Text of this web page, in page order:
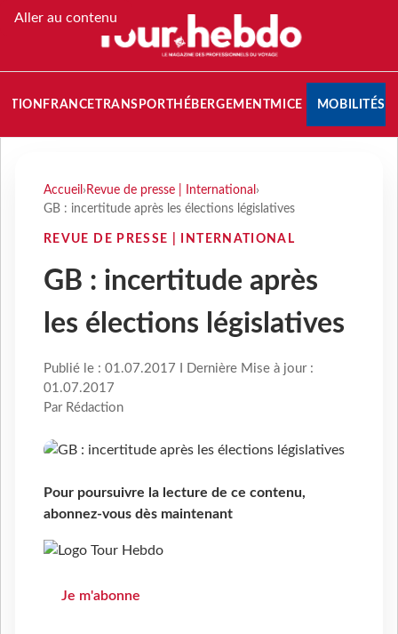
Aller au contenu
FRANCETRANSPORT HÉBERGEMENTMICE MOBILITÉS
Accueil › Revue de presse | International ›
GB : incertitude après les élections législatives
REVUE DE PRESSE | INTERNATIONAL
GB : incertitude après
les élections législatives
Publié le : 01.07.2017 I Dernière Mise à jour :
01.07.2017
Par Rédaction
Pour poursuivre la lecture de ce contenu,
abonnez-vous dès maintenant
Je m'abonne